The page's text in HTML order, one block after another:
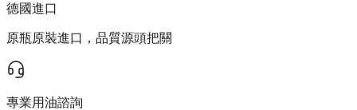
德國進口
原瓶原裝進口，品質源頭把關
專業用油諮詢